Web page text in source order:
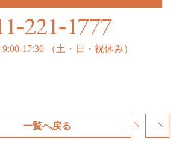
-221-1777
9:00-17:30（土・日・祝休み）
一覧へ戻る